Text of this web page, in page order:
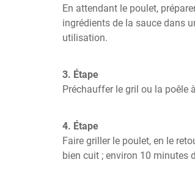
En attendant le poulet,
ingrédients de la sauce dans
utilisation.
3. Étape
Préchauffer le gril ou la poêle
4. Étape
Faire griller le poulet, en le
bien cuit ; environ 10 minutes